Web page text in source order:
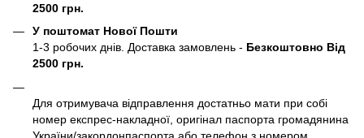
2500 грн.
У поштомат Нової Пошти
1-3 робочих днів. Доставка замовлень - Безкоштовно Від
2500 грн.
Для отримувача відправлення достатньо мати при собі
номер експрес-накладної, оригінал паспорта громадянина
України/закордонпаспорта або телефон з номером,